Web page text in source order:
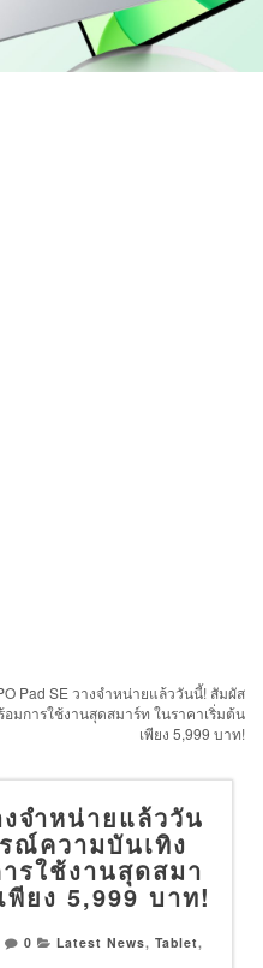
Pad SE วางจำหน่ายแล้ววันนี้! สัมผัส
มการใช้งานสุดสมาร์ท ในราคาเริ่มต้น
เพียง 5,999 บาท!
จำหน่ายแล้ววัน
ณ์ความบันเทิง
รใช้งานสุดสมา
พียง 5,999 บาท!
0 Latest News, Tablet,